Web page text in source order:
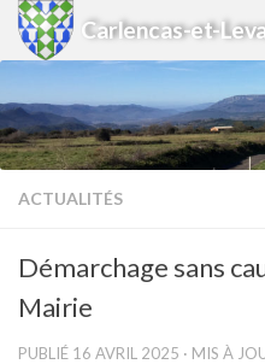
Skip to content
Carlencas-et-
ACTUALITÉS
Démarchage sans
Mairie
PUBLIÉ 16 AVRIL 2025 · MIS À